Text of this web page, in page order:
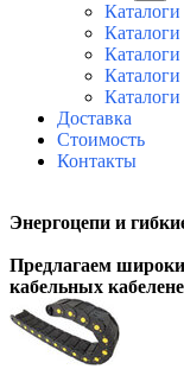
Доставка
Стоимость
Контакты
Энергоцепи и
Предлагаем
кабельных